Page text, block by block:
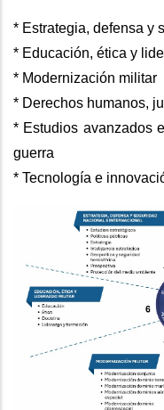
* Estrategia, defensa y
* Educación, ética y
* Modernización militar
* Derechos humanos,
* Estudios avanzados
guerra
* Tecnología e